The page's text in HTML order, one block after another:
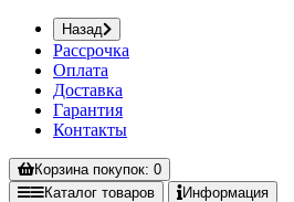
Назад
Рассрочка
Оплата
Доставка
Гарантия
Контакты
Корзинапокупок: 0
Каталог товаров Информация